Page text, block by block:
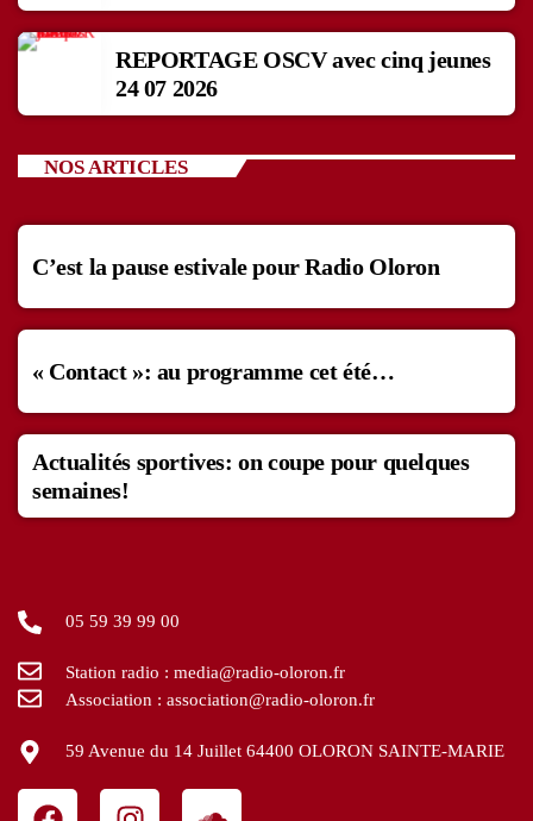
REPORTAGE OSCV avec cinq jeunes
24 07 2026
NOS ARTICLES
C’est la pause estivale pour Radio Oloron
« Contact »: au programme cet été…
Actualités sportives: on coupe pour quelques
semaines!
05 59 39 99 00
Station radio : media@radio-oloron.fr
Association : association@radio-oloron.fr
59 Avenue du 14 Juillet 64400 OLORON SAINTE-MARIE